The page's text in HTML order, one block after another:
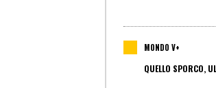
MONDO V+
QUELLO SPORCO,